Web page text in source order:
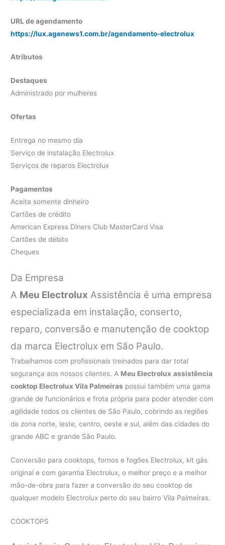
URL de agendamento
https://lux.agenews1.com.br/agendamento-electrolux
Atributos
Destaques
Administrado por mulheres
Ofertas
Entrega no mesmo dia
Serviço de instalação Electrolux
Serviços de reparos Electrolux
Pagamentos
Aceita somente dinheiro
Cartões de crédito
American Express Diners Club MasterCard Visa
Cartões de débito
Cheques
Da Empresa
A Meu Electrolux Assistência é uma empresa
especializada em instalação, conserto,
reparo, conversão e manutenção de cooktop
da marca Electrolux em São Paulo.
Trabalhamos com profissionais treinados para dar total
segurança aos nossos clientes. A Meu Electrolux assistência
cooktop Electrolux Vila Palmeiras possui também uma gama
grande de funcionários e frota própria para poder atender com
agilidade todos os clientes de São Paulo, cobrindo as regiões
da zona norte, leste, centro, oeste e sul, além das cidades do
grande ABC e grande São Paulo.
Conversão para cooktops, fornos e fogões Electrolux, kit gás
original e com garantia Electrolux, o melhor preço e a melhor
mão-de-obra para fazer a conversão do seu cooktop de
qualquer modelo Electrolux perto do seu bairro Vila Palmeiras.
COOKTOPS